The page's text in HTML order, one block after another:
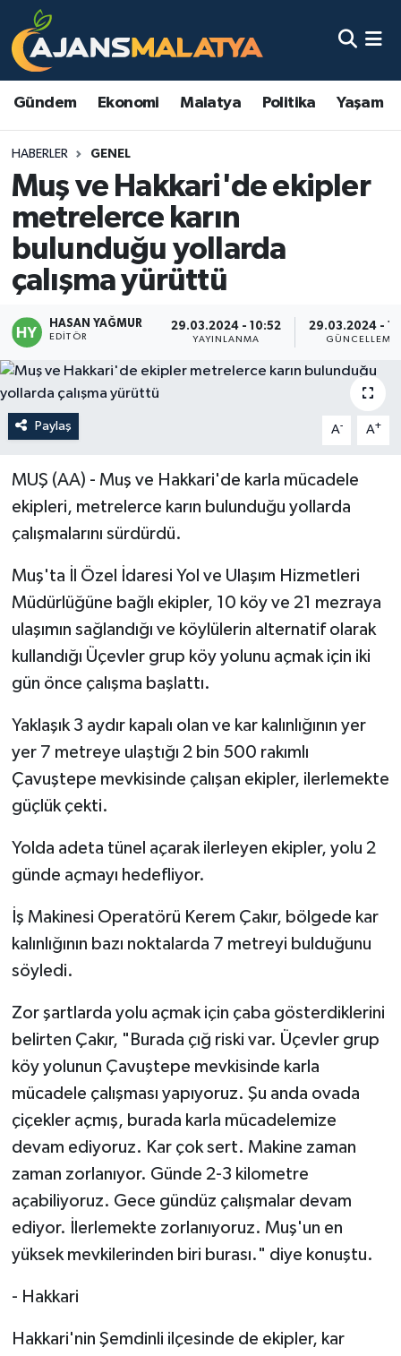
Gündem Ekonomi Malatya Politika Yaşam
HABERLER GENEL
Muş ve Hakkari'de ekipler
metrelerce karın
bulunduğu yollarda
çalışma yürüttü
HASAN YAĞMUR
EDITÖR
29.03.2024 - 10:52
YAYINLANMA
29.03.2024 -
GÜNCELLEME
Paylaş A- A+
MUŞ (AA) - Muş ve Hakkari'de karla mücadele
ekipleri, metrelerce karın bulunduğu yollarda
çalışmalarını sürdürdü.
Muş'ta İl Özel İdaresi Yol ve Ulaşım Hizmetleri
Müdürlüğüne bağlı ekipler, 10 köy ve 21 mezraya
ulaşımın sağlandığı ve köylülerin alternatif olarak
kullandığı Üçevler grup köy yolunu açmak için iki
gün önce çalışma başlattı.
Yaklaşık 3 aydır kapalı olan ve kar kalınlığının yer
yer 7 metreye ulaştığı 2 bin 500 rakımlı
Çavuştepe mevkisinde çalışan ekipler, ilerlemekte
güçlük çekti.
Yolda adeta tünel açarak ilerleyen ekipler, yolu 2
günde açmayı hedefliyor.
İş Makinesi Operatörü Kerem Çakır, bölgede kar
kalınlığının bazı noktalarda 7 metreyi bulduğunu
söyledi.
Zor şartlarda yolu açmak için çaba gösterdiklerini
belirten Çakır, "Burada çığ riski var. Üçevler grup
köy yolunun Çavuştepe mevkisinde karla
mücadele çalışması yapıyoruz. Şu anda ovada
çiçekler açmış, burada karla mücadelemize
devam ediyoruz. Kar çok sert. Makine zaman
zaman zorlanıyor. Günde 2-3 kilometre
açabiliyoruz. Gece gündüz çalışmalar devam
ediyor. İlerlemekte zorlanıyoruz. Muş'un en
yüksek mevkilerinden biri burası." diye konuştu.
- Hakkari
Hakkari'nin Şemdinli ilçesinde de ekipler, kar
Asayiş
Eğitim
Ekonomi
Gündem
Kadın
Kültür & Sanat
Magazin
Politika
Sağlık
Spor
Teknoloji
Yaşam
Malatya Nöbetçi Eczaneler
Malatya Namaz Vakitleri
Malatya Trafik Yoğunluk Haritası
TFF 3.Lig 2.Grup Puan Durumu ve Fikstür
Tüm Manşetler
Son Dakika Haberleri
Haber Arşivi